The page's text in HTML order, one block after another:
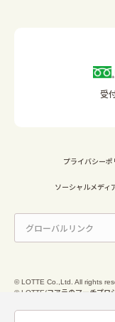
受
プライバシーポ
ソーシャルメディ
© LOTTE Co.,Ltd. All rights
© LOTTE/コアラのマーチプロ
© Ginza Cozy Corner Co.,Ltd.